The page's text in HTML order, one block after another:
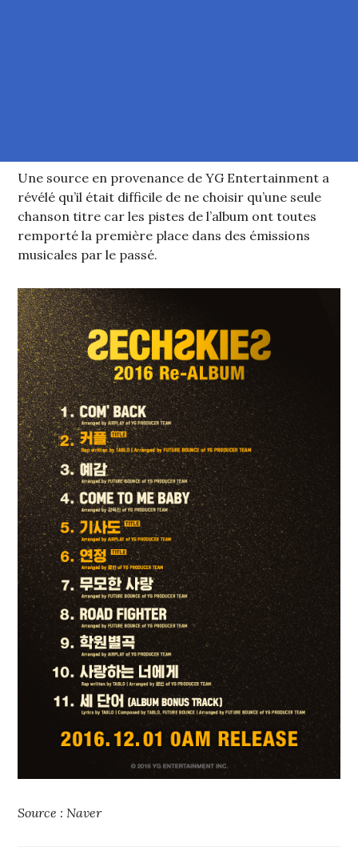
Une source en provenance de YG Entertainment a
révélé qu’il était difficile de ne choisir qu’une seule
chanson titre car les pistes de l’album ont toutes
remporté la première place dans des émissions
musicales par le passé.
Source : Naver